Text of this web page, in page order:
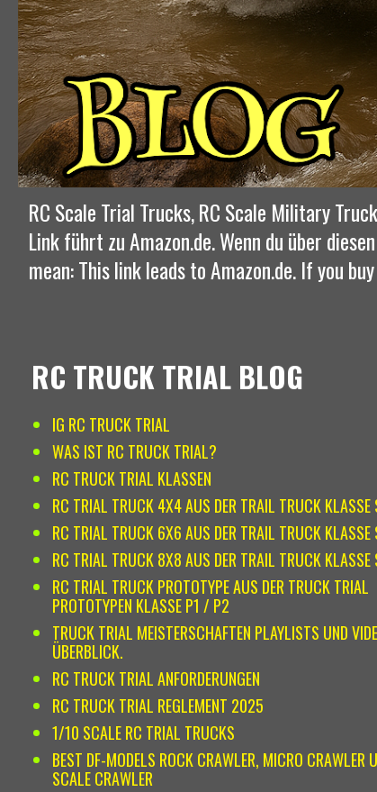
RC Scale Trial Trucks, RC Scale Military
Link führt zu Amazon.de. Wenn du über
mean: This link leads to Amazon.de. If you
RC TRUCK TRIAL BLOG
IG RC TRUCK TRIAL
WAS IST RC TRUCK TRIAL?
RC TRUCK TRIAL KLASSEN
RC TRIAL TRUCK 4X4 AUS DER TRAIL TRUCK KLASSE
RC TRIAL TRUCK 6X6 AUS DER TRAIL TRUCK KLASSE
RC TRIAL TRUCK 8X8 AUS DER TRAIL TRUCK KLASSE
RC TRIAL TRUCK PROTOTYPE AUS DER TRUCK TRIAL
PROTOTYPEN KLASSE P1 / P2
TRUCK TRIAL MEISTERSCHAFTEN PLAYLISTS UND
ÜBERBLICK.
RC TRUCK TRIAL ANFORDERUNGEN
RC TRUCK TRIAL REGLEMENT 2025
1/10 SCALE RC TRIAL TRUCKS
BEST DF-MODELS ROCK CRAWLER, MICRO CRAWLER
SCALE CRAWLER